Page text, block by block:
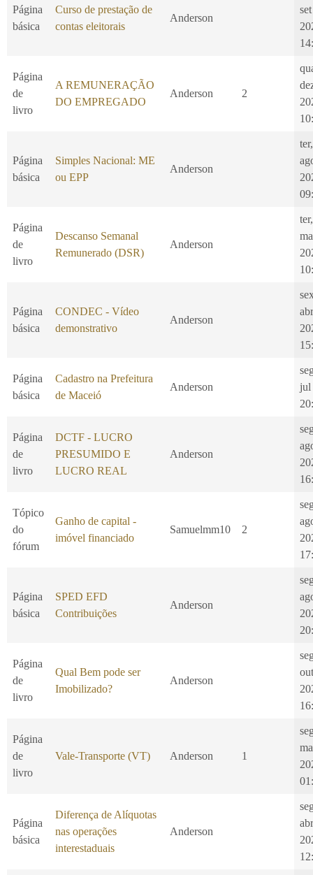
Página
básica
Curso de prestação de
contas eleitorais
Anderson
set
Página
de
livro
A REMUNERAÇÃO
DO EMPREGADO
Anderson 2
Página
básica
Simples Nacional: ME
ou EPP
Anderson
Página
de
livro
Descanso Semanal
Remunerado (DSR)
Anderson
Página
básica
CONDEC - Vídeo
demonstrativo
Anderson
abr
Página
básica
Cadastro na Prefeitura
de Maceió
Anderson
jul
Página
de
livro
DCTF - LUCRO
PRESUMIDO E
LUCRO REAL
Anderson
Tópico
do
fórum
Ganho de capital -
imóvel financiado
Samuelmm10 2
Página
básica
SPED EFD
Contribuições
Anderson
Página
de
livro
Qual Bem pode ser
Imobilizado?
Anderson
out
Página
de
livro
Vale-Transporte (VT) Anderson 1
Página
básica
Diferença de Alíquotas
nas operações
interestaduais
Anderson
abr